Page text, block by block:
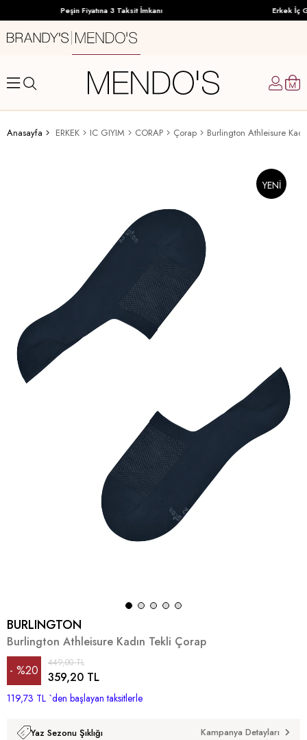
Peşin Fiyatına 3 Taksit İmkanı Erkek İç
Anasayfa ERKEK IC GIYIM CORAP Çorap Burlington Athleisure
YENI
BURLINGTON
Burlington Athleisure Kadın Tekli Çorap
%20
İndirim
449,00 TL
359,20 TL
119,73 TL `den başlayan taksitlerle
Yaz Sezonu Şıklığı Kampanya Detayları